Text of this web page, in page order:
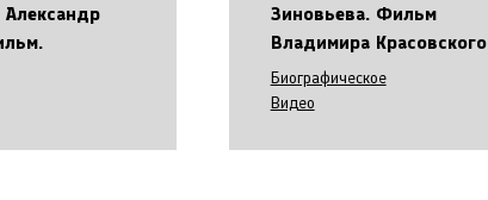
Александр
Зиновьева. Фильм
Владимира Красовского
Биографическое
Видео